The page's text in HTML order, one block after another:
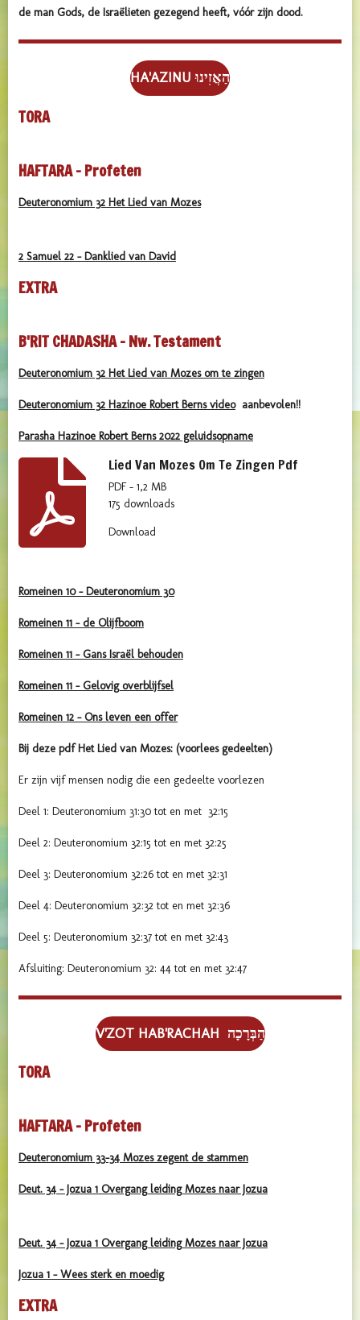
de man Gods, de Israëlieten gezegend heeft, vóór zijn dood.
HA'AZINU הַאֲזִינוּ
TORA
HAFTARA - Profeten
Deuteronomium 32 Het Lied van Mozes
2 Samuel 22 - Danklied van David
EXTRA
B'RIT CHADASHA - Nw. Testament
Deuteronomium 32 Het Lied van Mozes om te zingen
Deuteronomium 32 Hazinoe Robert Berns videoaanbevolen!!
Parasha Hazinoe Robert Berns 2022 geluidsopname
Lied Van Mozes Om Te Zingen Pdf
PDF – 1,2 MB
175 downloads
Download
Romeinen 10 - Deuteronomium 30
Romeinen 11 - de Olijfboom
Romeinen 11 - Gans Israël behouden
Romeinen 11 - Gelovig overblijfsel
Romeinen 12 - Ons leven een offer
Bij deze pdf Het Lied van Mozes: (voorlees gedeelten)
Er zijn vijf mensen nodig die een gedeelte voorlezen
Deel 1: Deuteronomium 31:30 tot en met 32:15
Deel 2: Deuteronomium 32:15 tot en met 32:25
Deel 3: Deuteronomium 32:26 tot en met 32:31
Deel 4: Deuteronomium 32:32 tot en met 32:36
Deel 5: Deuteronomium 32:37 tot en met 32:43
Afsluiting: Deuteronomium 32: 44 tot en met 32:47
V'ZOT HAB'RACHAH הַבְּרָכָה
TORA
HAFTARA - Profeten
Deuteronomium 33-34 Mozes zegent de stammen
Deut. 34 - Jozua 1 Overgang leiding Mozes naar Jozua
Deut. 34 - Jozua 1 Overgang leiding Mozes naar Jozua
Jozua 1 - Wees sterk en moedig
EXTRA